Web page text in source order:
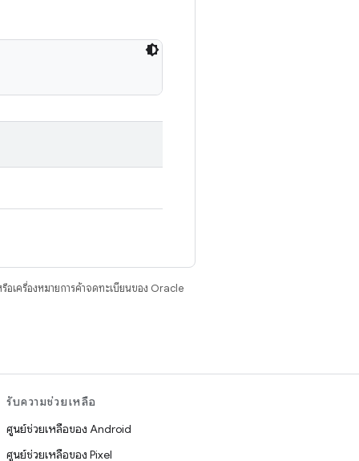
อเครื่องหมายการค้าจดทะเบียนของ Oracle
รับความช่วยเหลือ
ศูนย์ช่วยเหลือของ Android
ศูนย์ช่วยเหลือของ Pixel